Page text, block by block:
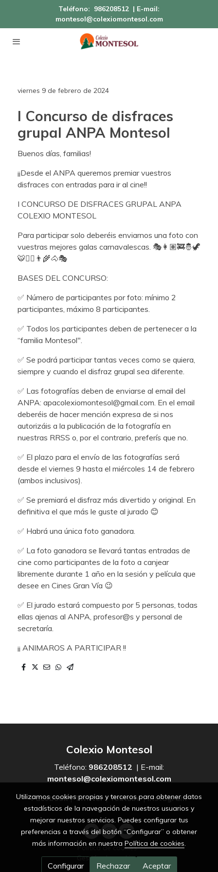
Teléfono: 986208512 | E-mail:
montesol@colexiomontesol.com
viernes 9 de febrero de 2024
I Concurso de disfraces
grupal ANPA Montesol
Buenos días, familias!
¡¡Desde el ANPA queremos premiar vuestros
disfraces con entradas para ir al cine!!
I CONCURSO DE DISFRACES GRUPAL ANPA
COLEXIO MONTESOL
Para participar solo deberéis enviarnos una foto con
vuestras mejores galas carnavalescas. 🎭👩🏽‍🚒🤴🦖
🐯👮‍♀👨‍🌾🐴🎭
BASES DEL CONCURSO:
✅ Número de participantes por foto: mínimo 2
participantes, máximo 8 participantes.
✅ Todos los participantes deben de pertenecer a la
“familia Montesol".
✅ Se podrá participar tantas veces como se quiera,
siempre y cuando el disfraz grupal sea diferente.
✅ Las fotografías deben de enviarse al email del
ANPA: apacolexiomontesol@gmail.com. En el email
deberéis de hacer mención expresa de si nos
autorizáis a la publicación de la fotografía en
nuestras RRSS o, por el contrario, preferís que no.
✅ El plazo para el envío de las fotografías será
desde el viernes 9 hasta el miércoles 14 de febrero
(ambos inclusivos).
✅ Se premiará el disfraz más divertido y original. En
definitiva el que más le guste al jurado 😊
✅ Habrá una única foto ganadora.
✅ La foto ganadora se llevará tantas entradas de
cine como participantes de la foto a canjear
libremente durante 1 año en la sesión y película que
desee en Cines Gran Vía 😉
✅ El jurado estará compuesto por 5 personas, todas
ellas ajenas al ANPA, profesor@s y personal de
secretaría.
¡¡ ANIMAROS A PARTICIPAR !!
Colexio Montesol
Teléfono: 986208512 | E-mail:
montesol@colexiomontesol.com
Facebook|Twitter | Youtube|Instagram
Política de cookies
Gestión de cookies
Utilizamos cookies propias y terceros para obtener datos
estadísticos de la navegación de nuestros usuarios y
mejorar nuestros servicios. Puedes configurar tus
preferencias a través del botón “Configurar” o obtener
más información en nuestra Política de cookies.
Configurar Rechazar Aceptar